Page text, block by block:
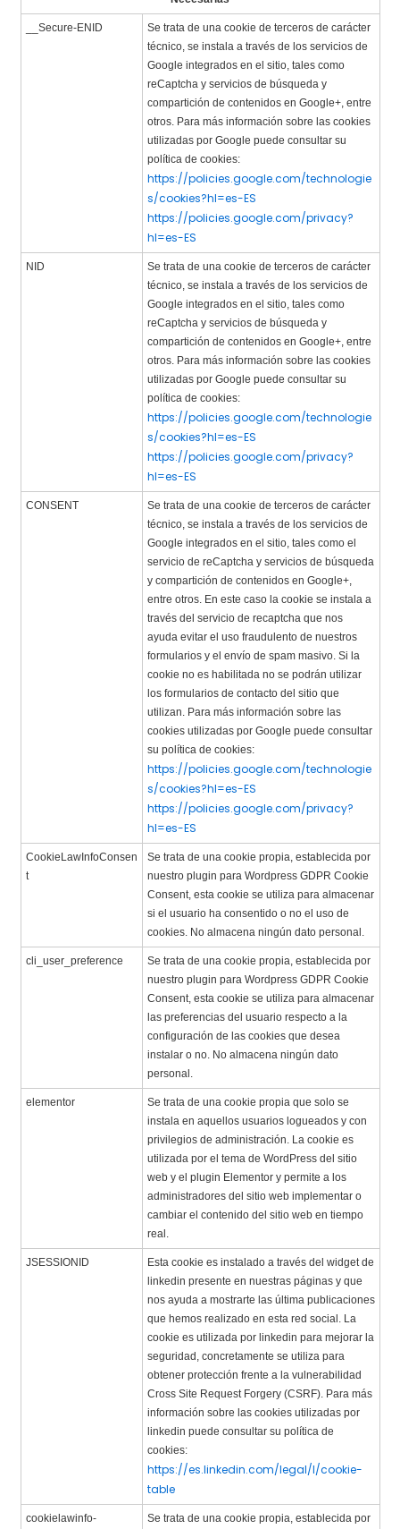
__Secure-ENID
Se trata de una cookie de terceros de carácter
técnico, se instala a través de los servicios de
Google integrados en el sitio, tales como
reCaptcha y servicios de búsqueda y
compartición de contenidos en Google+, entre
otros. Para más información sobre las cookies
utilizadas por Google puede consultar su
política de cookies:
https://policies.google.com/technologie
s/cookies?hl=es-ES
https://policies.google.com/privacy?
hl=es-ES
NID
Se trata de una cookie de terceros de carácter
técnico, se instala a través de los servicios de
Google integrados en el sitio, tales como
reCaptcha y servicios de búsqueda y
compartición de contenidos en Google+, entre
otros. Para más información sobre las cookies
utilizadas por Google puede consultar su
política de cookies:
https://policies.google.com/technologie
s/cookies?hl=es-ES
https://policies.google.com/privacy?
hl=es-ES
CONSENT
Se trata de una cookie de terceros de carácter
técnico, se instala a través de los servicios de
Google integrados en el sitio, tales como el
servicio de reCaptcha y servicios de búsqueda
y compartición de contenidos en Google+,
entre otros. En este caso la cookie se instala a
través del servicio de recaptcha que nos
ayuda evitar el uso fraudulento de nuestros
formularios y el envío de spam masivo. Si la
cookie no es habilitada no se podrán utilizar
los formularios de contacto del sitio que
utilizan. Para más información sobre las
cookies utilizadas por Google puede consultar
su política de cookies:
https://policies.google.com/technologie
s/cookies?hl=es-ES
https://policies.google.com/privacy?
hl=es-ES
CookieLawInfoConsen
t
Se trata de una cookie propia, establecida por
nuestro plugin para Wordpress GDPR Cookie
Consent, esta cookie se utiliza para almacenar
si el usuario ha consentido o no el uso de
cookies. No almacena ningún dato personal.
cli_user_preference
Se trata de una cookie propia, establecida por
nuestro plugin para Wordpress GDPR Cookie
Consent, esta cookie se utiliza para almacenar
las preferencias del usuario respecto a la
configuración de las cookies que desea
instalar o no. No almacena ningún dato
personal.
elementor
Se trata de una cookie propia que solo se
instala en aquellos usuarios logueados y con
privilegios de administración. La cookie es
utilizada por el tema de WordPress del sitio
web y el plugin Elementor y permite a los
administradores del sitio web implementar o
cambiar el contenido del sitio web en tiempo
real.
JSESSIONID
Esta cookie es instalado a través del widget de
linkedin presente en nuestras páginas y que
nos ayuda a mostrarte las última publicaciones
que hemos realizado en esta red social. La
cookie es utilizada por linkedin para mejorar la
seguridad, concretamente se utiliza para
obtener protección frente a la vulnerabilidad
Cross Site Request Forgery (CSRF). Para más
información sobre las cookies utilizadas por
linkedin puede consultar su política de
cookies:
https://es.linkedin.com/legal/l/cookie-
table
cookielawinfo-
Se trata de una cookie propia, establecida por